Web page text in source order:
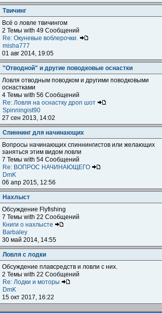
Твичинг
Всё о ловле твичингом
2 Темы with 49 Сообщений
Re: Окуневые воблерочки.
misha777
01 авг 2014, 19:05
"Отводной" и другие поводковые оснастки
Ловля отводным поводком и другими поводковыми
оснастками
4 Темы with 56 Сообщений
Re: Ловля на оснастку дроп шот
Spinningist90
27 сен 2013, 14:02
Спиннинг для начинающих
Вопросы начинающих спиннингистов или желающих
заняться этим видом ловли
7 Темы with 54 Сообщений
Re: ВОПРОС НАЧИНАЮЩЕГО
DmK
06 апр 2015, 12:56
Нахлыст
Обсуждение Flyfishing
7 Темы with 22 Сообщений
Книги о нахлысте
Barbaley
30 май 2014, 14:55
Ловля с лодки
Обсуждение плавсредств и ловли с них.
2 Темы with 22 Сообщений
Re: Лодки и моторы
DmK
15 окт 2017, 16:22